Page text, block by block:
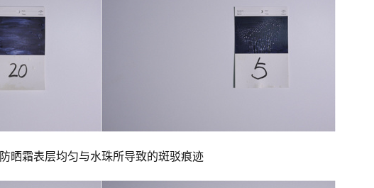
防晒霜表层均匀与水珠所导致的斑驳痕迹